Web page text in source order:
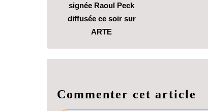
signée Raoul Peck
diffusée ce soir sur
ARTE
Commenter cet article